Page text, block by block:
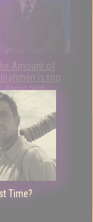
Amount of
is too
damn high
Time?